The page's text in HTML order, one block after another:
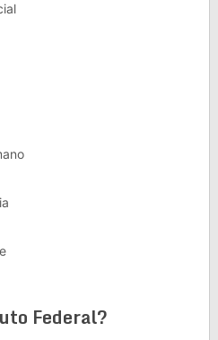
Federal?